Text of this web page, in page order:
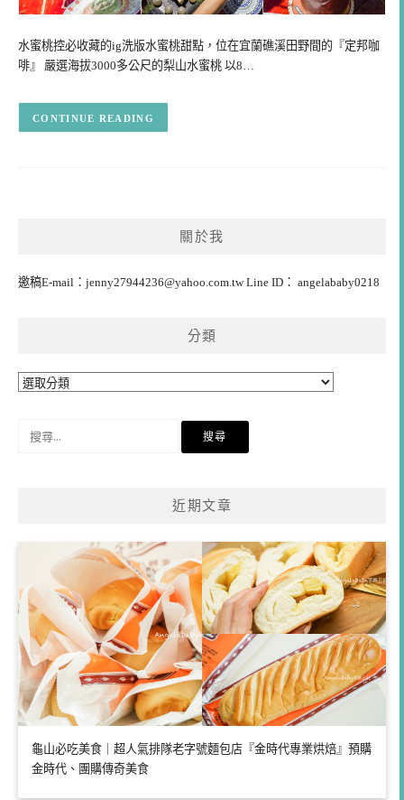
水蜜桃控必收藏的ig洗版水蜜桃甜點，位在宜蘭礁溪田野間的『定邦咖
啡』 嚴選海拔3000多公尺的梨山水蜜桃 以8…
CONTINUE READING
關於我
邀稿E-mail： jenny27944236@yahoo.com.twLine ID： angelababy0218
分類
分
近期文章
龜山必吃美食｜超人氣排隊老字號麵包店『金時代專業烘焙』預購
金時代、團購傳奇美食